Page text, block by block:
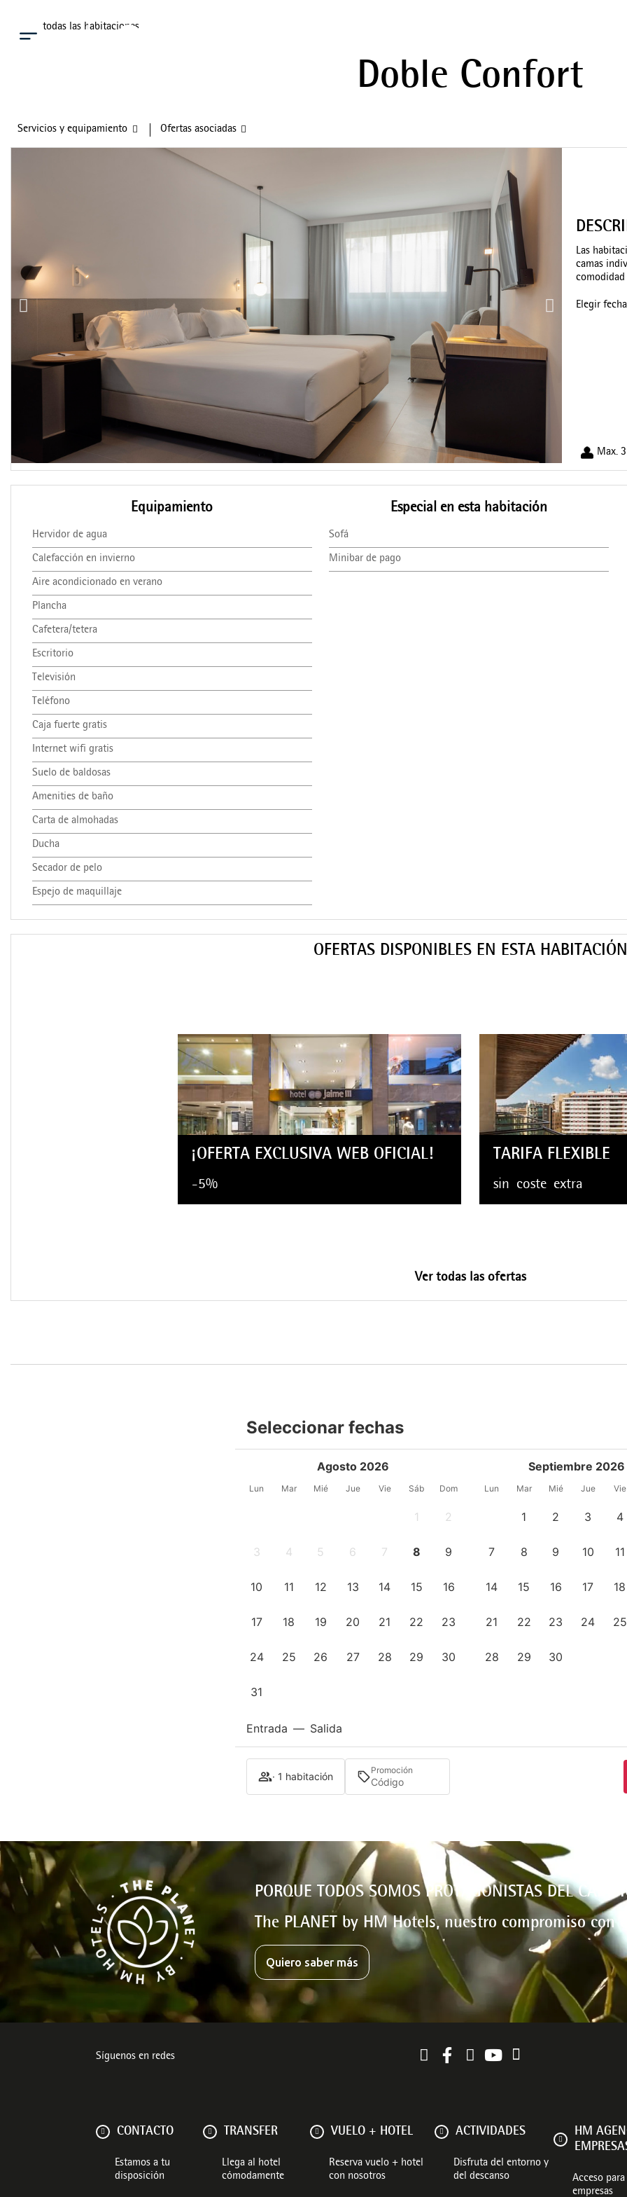
Ver todas las habitaciones
Doble Confort
Servicios y equipamiento Ofertas asociadas
Max.
Las
camas
Elegir
Equipamiento
Hervidor de agua
Calefacción en invierno
Aire acondicionado en verano
Plancha
Cafetera/tetera
Escritorio
Televisión
Teléfono
Caja fuerte gratis
Internet wifi gratis
Suelo de baldosas
Amenities de baño
Carta de almohadas
Ducha
Secador de pelo
Espejo de maquillaje
Especial en esta habitación
Sofá
Minibar de pago
OFERTAS DISPONIBLES EN ESTA HABITACIÓN
¡OFERTA EXCLUSIVA WEB OFICIAL!
-5%
TARIFA FLEXIBLE
sin coste extra
Ver todas las ofertas
Seleccionar fechas
Agosto 2026
Lun Mar Mié Jue Vie Sáb Dom
1 2
3 4 5 6 7 8 9
10 11 12 13 14 15 16
17 18 19 20 21 22 23
24 25 26 27 28 29 30
31
Septiembre 2026
Lun Mar Mié Jue Vie
1 2 3 4
7 8 9 10 11
14 15 16 17 18
21 22 23 24 25
28 29 30
Entrada — Salida
· 1 habitación Promoción
PORQUE TODOS SOMOS PROTAGONISTAS DEL
The PLANET by HM Hotels, nuestro compromiso con
Quiero saber más
Síguenos en redes
CONTACTO
Estamos a tu
disposición
TRANSFER
Llega al hotel
cómodamente
VUELO + HOTEL
Reserva vuelo + hotel
con nosotros
ACTIVIDADES
Disfruta del entorno y
del descanso
HM
Acceso
empresas